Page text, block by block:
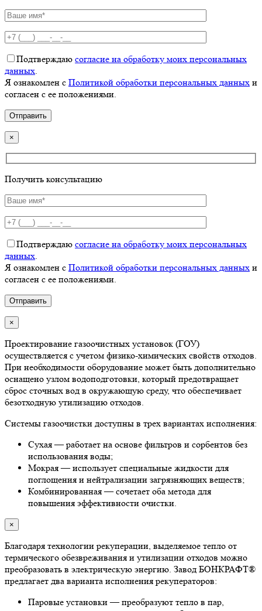
Подтверждаю согласие на обработку моих персональных
данных.
Я ознакомлен с Политикой обработки персональных данных и
согласен с ее положениями.
×
Получить консультацию
Подтверждаю согласие на обработку моих персональных
данных.
Я ознакомлен с Политикой обработки персональных данных и
согласен с ее положениями.
×
Проектирование газоочистных установок (ГОУ)
осуществляется с учетом физико-химических свойств отходов.
При необходимости оборудование может быть дополнительно
оснащено узлом водоподготовки, который предотвращает
сброс сточных вод в окружающую среду, что обеспечивает
безотходную утилизацию отходов.
Системы газоочистки доступны в трех вариантах исполнения:
Сухая — работает на основе фильтров и сорбентов без
использования воды;
Мокрая — использует специальные жидкости для
поглощения и нейтрализации загрязняющих веществ;
Комбинированная — сочетает оба метода для
повышения эффективности очистки.
×
Благодаря технологии рекуперации, выделяемое тепло от
термического обезвреживания и утилизации отходов можно
преобразовать в электрическую энергию. Завод БОНКРАФТ®
предлагает два варианта исполнения рекуператоров:
Паровые установки — преобразуют тепло в пар,